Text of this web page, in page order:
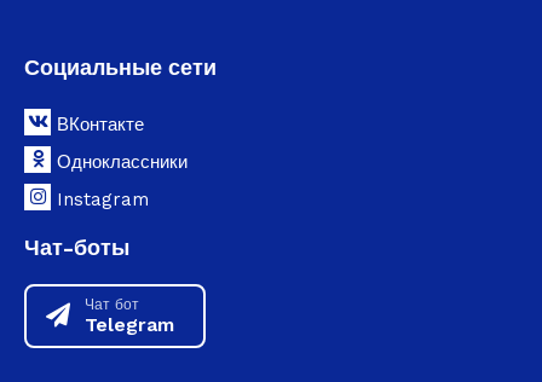
Социальные сети
ВКонтакте
Одноклассники
Instagram
Чат-боты
Чат бот
Telegram